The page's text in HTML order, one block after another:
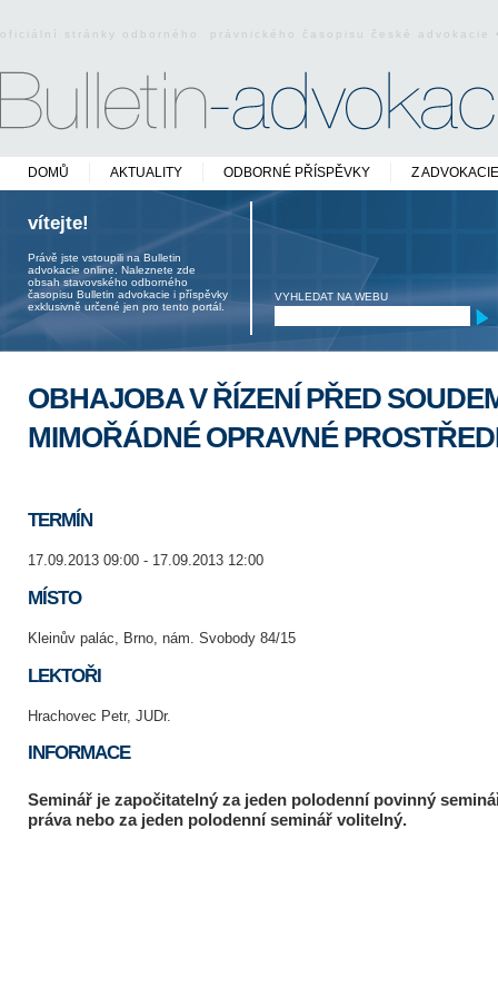
oficiální stránky odborného právnického časopisu české
DOMŮ AKTUALITY ODBORNÉ PŘÍSPĚVKY Z ADVOKACIE
vítejte!
Právě jste vstoupili na Bulletin
advokacie online. Naleznete zde
obsah stavovského odborného
časopisu Bulletin advokacie i příspěvky
exklusivně určené jen pro tento portál.
VYHLEDAT NA WEBU
OBHAJOBA V ŘÍZENÍ PŘED
MIMOŘÁDNÉ OPRAVNÉ
TERMÍN
17.09.2013 09:00 - 17.09.2013 12:00
MÍSTO
Kleinův palác, Brno, nám. Svobody 84/15
LEKTOŘI
Hrachovec Petr, JUDr.
INFORMACE
Seminář je započitatelný za jeden polodenní povinný
práva nebo za jeden polodenní seminář volitelný.